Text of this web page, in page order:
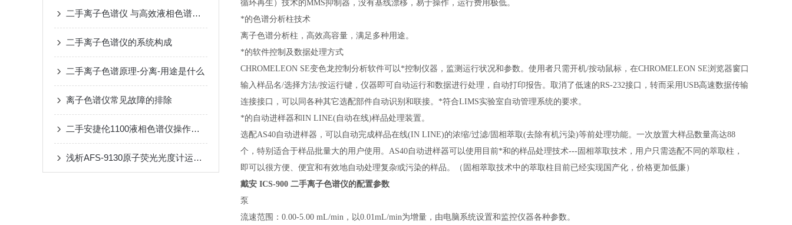
二手离子色谱仪 与高效液相色谱的差异
二手离子色谱仪的系统构成
二手离子色谱原理-分离-用途是什么
离子色谱仪常见故障的排除
二手安捷伦1100液相色谱仪操作中那些需要注意的事项
浅析AFS-9130原子荧光光度计运用时留意的那些事项
循环再生）技术的MMS抑制器，没有基线漂移，易于操作，运行费用极低。
*的色谱分析柱技术
离子色谱分析柱，高效高容量，满足多种用途。
*的软件控制及数据处理方式
CHROMELEON SE变色龙控制分析软件可以*控制仪器，监测运行状况和参数。使用者只需开机/按动鼠标，在CHROMELEON SE浏览器窗口
输入样品名/选择方法/按运行键，仪器即可自动运行和数据进行处理，自动打印报告。取消了低速的RS-232接口，转而采用USB高速数据传输
连接接口，可以同各种其它选配部件自动识别和联接。*符合LIMS实验室自动管理系统的要求。
*的自动进样器和IN LINE(自动在线)样品处理装置。
选配AS40自动进样器，可以自动完成样品在线(IN LINE)的浓缩/过滤/固相萃取(去除有机污染)等前处理功能。一次放置大样品数量高达88
个，特别适合于样品批量大的用户使用。AS40自动进样器可以使用目前*和的样品处理技术---固相萃取技术，用户只需选配不同的萃取柱，
即可以很方便、便宜和有效地自动处理复杂或污染的样品。（固相萃取技术中的萃取柱目前已经实现国产化，价格更加低廉）
戴安 ICS-900 二手离子色谱仪的配置参数
泵
流速范围：0.00-5.00 mL/min，以0.01mL/min为增量，由电脑系统设置和监控仪器各种参数。